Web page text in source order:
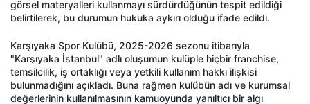
görsel materyalleri kullanmayı sürdürdüğünün tespit edildiği
belirtilerek, bu durumun hukuka aykırı olduğu ifade edildi.
Karşıyaka Spor Kulübü, 2025-2026 sezonu itibarıyla
"Karşıyaka İstanbul" adlı oluşumun kulüple hiçbir franchise,
temsilcilik, iş ortaklığı veya yetkili kullanım hakkı ilişkisi
bulunmadığını açıkladı. Buna rağmen kulübün adı ve kurumsal
değerlerinin kullanılmasının kamuoyunda yanıltıcı bir algı